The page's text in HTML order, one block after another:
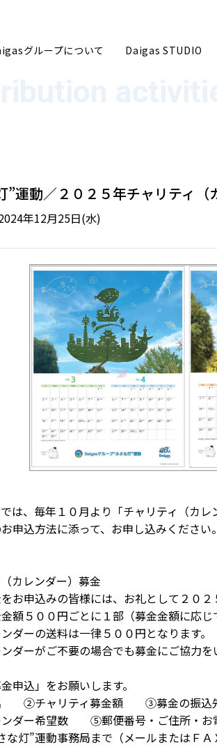
グループについて
て
グループ企業理念
事業内容
沿革
Daigasグループ会社一覧
『e-メタン』プロモーション
Daigas STUDIO
”運動／２０２５年チャリティ
年12月25日(水)
は、毎年１０月より「チャリティ（カレ
申込方法に添って、お申し込みください。
レンダー）募金
は、お礼として２０２５年カレ
に１部（募金金額に応じて希望
一律５００円となります。
場合でも募金にご協力をいた
込」をお願いします。
金額 ③募金の振込先金融
郵便番号・ご住所・お電
まで（メールまたはＦＡＸで